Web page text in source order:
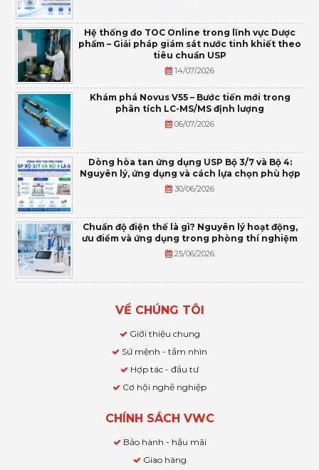
Hệ thống đo TOC Online trong lĩnh vực Dược
phẩm – Giải pháp giám sát nước tinh khiết theo
tiêu chuẩn USP
14/07/2026
Khám phá Novus V55 – Bước tiến mới trong
phân tích LC-MS/MS định lượng
06/07/2026
Dòng hòa tan ứng dụng USP Bộ 3/7 và Bộ 4:
Nguyên lý, ứng dụng và cách lựa chọn phù hợp
30/06/2026
Chuẩn độ điện thế là gì? Nguyên lý hoạt động,
ưu điểm và ứng dụng trong phòng thí nghiệm
25/06/2026
VỀ CHÚNG TÔI
Giới thiệu chung
Sứ mệnh - tầm nhìn
Hợp tác - đầu tư
Cơ hội nghề nghiệp
CHÍNH SÁCH VWC
Bảo hành - hậu mãi
Giao hàng